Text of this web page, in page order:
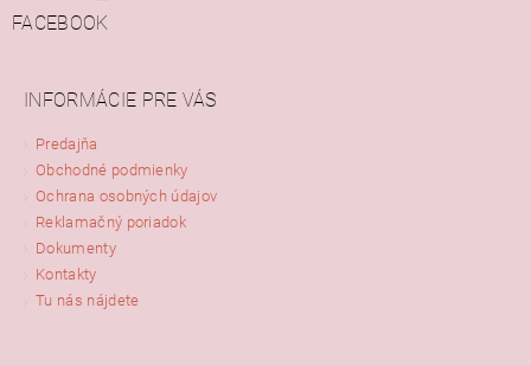
FACEBOOK
INFORMÁCIE PRE VÁS
Predajňa
Obchodné podmienky
Ochrana osobných údajov
Reklamačný poriadok
Dokumenty
Kontakty
Tu nás nájdete